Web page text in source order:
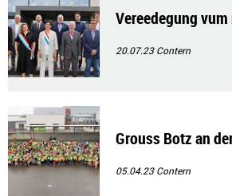
Vereedegung
20.07.23Contern
Grouss Botz an
05.04.23Contern